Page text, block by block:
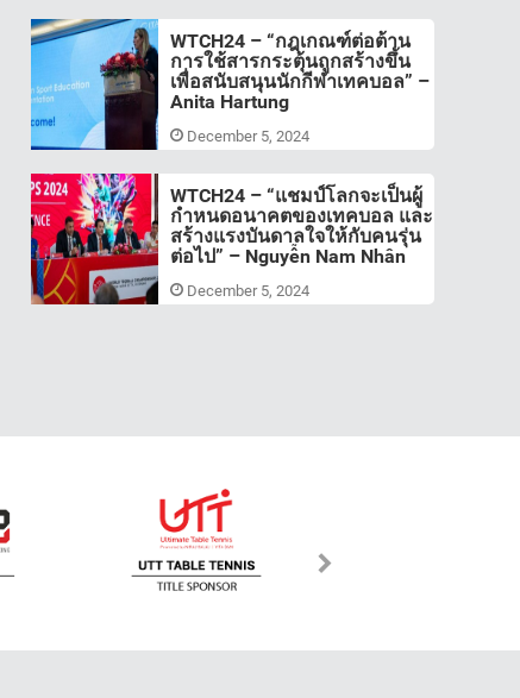
WTCH24 – “กฎเกณฑ์ต่อต้าน
การใช้สารกระตุ้นถูกสร้างขึ้น
เพื่อสนับสนุนนักกีฬาเทคบอล” –
Anita Hartung
December 5, 2024
WTCH24 – “แชมป์โลกจะเป็นผู้
กำหนดอนาคตของเทคบอล และ
สร้างแรงบันดาลใจให้กับคนรุ่น
ต่อไป” – Nguyễn Nam Nhân
December 5, 2024